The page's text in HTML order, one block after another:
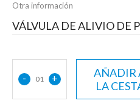
Otra información
VÁLVULA DE ALIVIO DE
- 01 +
AÑADIR
LA